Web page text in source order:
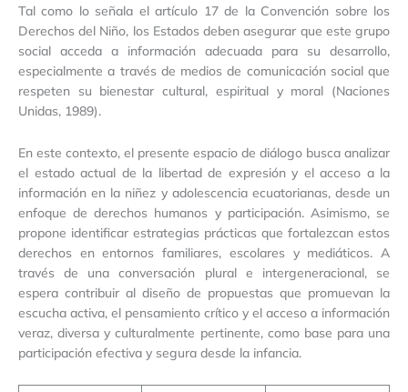
Tal como lo señala el artículo 17 de la Convención sobre los
Derechos del Niño, los Estados deben asegurar que este grupo
social acceda a información adecuada para su desarrollo,
especialmente a través de medios de comunicación social que
respeten su bienestar cultural, espiritual y moral (Naciones
Unidas, 1989).
En este contexto, el presente espacio de diálogo busca analizar
el estado actual de la libertad de expresión y el acceso a la
información en la niñez y adolescencia ecuatorianas, desde un
enfoque de derechos humanos y participación. Asimismo, se
propone identificar estrategias prácticas que fortalezcan estos
derechos en entornos familiares, escolares y mediáticos. A
través de una conversación plural e intergeneracional, se
espera contribuir al diseño de propuestas que promuevan la
escucha activa, el pensamiento crítico y el acceso a información
veraz, diversa y culturalmente pertinente, como base para una
participación efectiva y segura desde la infancia.